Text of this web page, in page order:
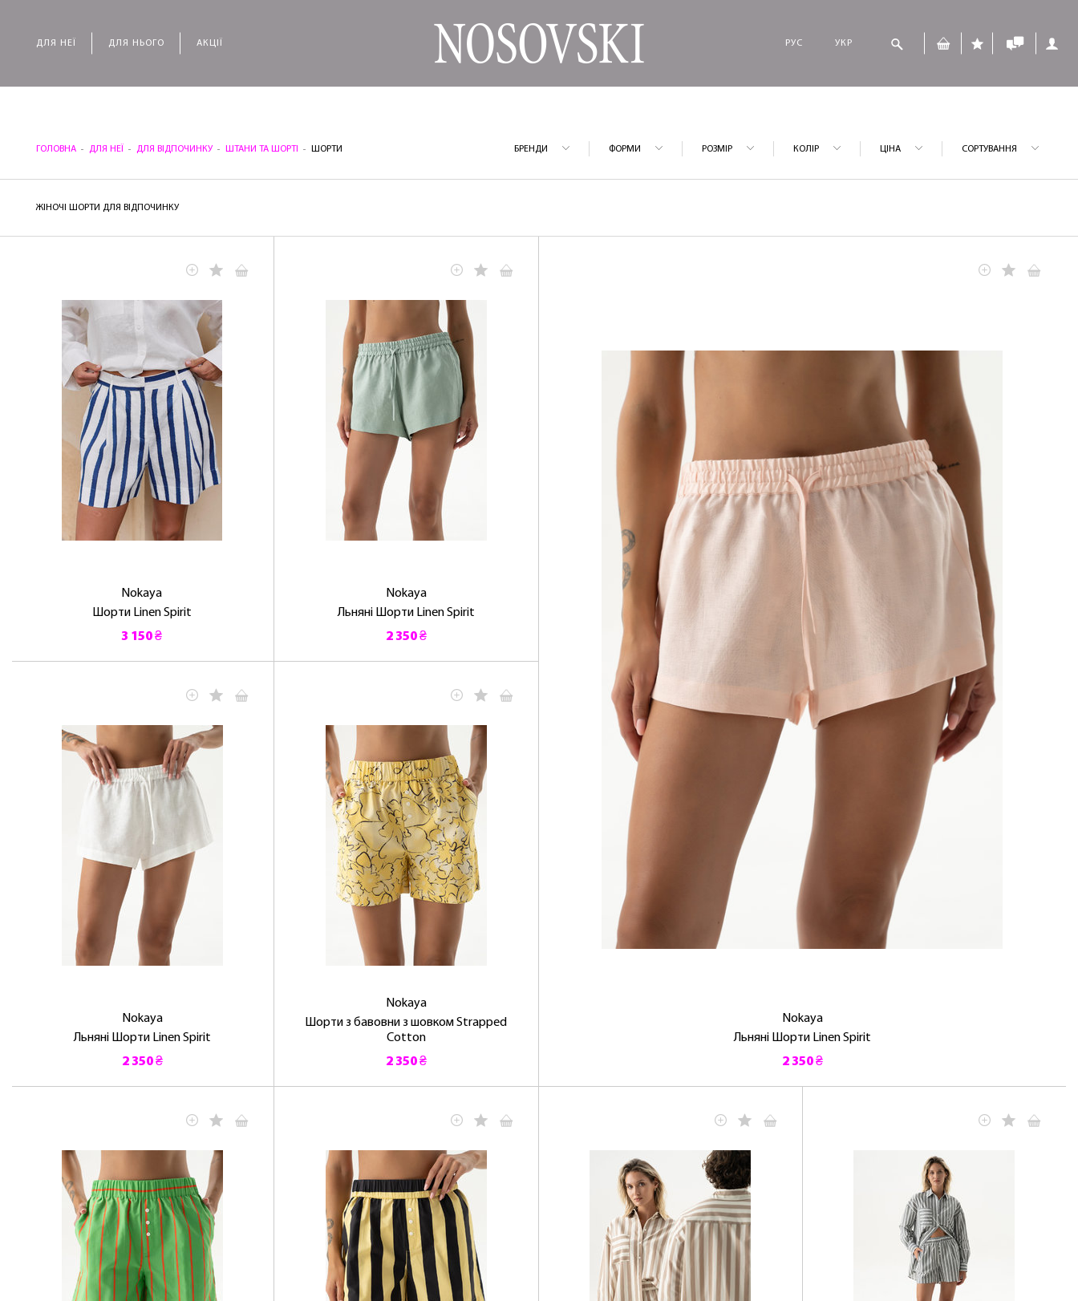
ДЛЯ НЕЇ ДЛЯ НЬОГО АКЦІЇ РУС УКР
ГОЛОВНА ДЛЯ НЕЇ ДЛЯ ВІДПОЧИНКУ ШТАНИ ТА ШОРТІ ШОРТИ БРЕНДИ ФОРМИ РОЗМІР КОЛІР ЦІНА СОРТУВАННЯ
ЖІНОЧІ ШОРТИ ДЛЯ ВІДПОЧИНКУ
Nokaya
Шорти Linen Spirit
3 150 ₴
Nokaya
Льняні Шорти Linen Spirit
2 350 ₴
Nokaya
Льняні Шорти Linen Spirit
2 350 ₴
Nokaya
Льняні Шорти Linen Spirit
2 350 ₴
Nokaya
Шорти з бавовни з шовком Strapped
Cotton
2 350 ₴